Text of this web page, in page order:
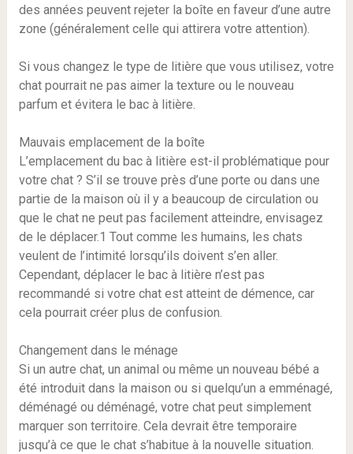
des années peuvent rejeter la boîte en faveur d’une autre
zone (généralement celle qui attirera votre attention).
Si vous changez le type de litière que vous utilisez, votre
chat pourrait ne pas aimer la texture ou le nouveau
parfum et évitera le bac à litière.
Mauvais emplacement de la boîte
L’emplacement du bac à litière est-il problématique pour
votre chat ? S’il se trouve près d’une porte ou dans une
partie de la maison où il y a beaucoup de circulation ou
que le chat ne peut pas facilement atteindre, envisagez
de le déplacer.1 Tout comme les humains, les chats
veulent de l’intimité lorsqu’ils doivent s’en aller.
Cependant, déplacer le bac à litière n’est pas
recommandé si votre chat est atteint de démence, car
cela pourrait créer plus de confusion.
Changement dans le ménage
Si un autre chat, un animal ou même un nouveau bébé a
été introduit dans la maison ou si quelqu’un a emménagé,
déménagé ou déménagé, votre chat peut simplement
marquer son territoire. Cela devrait être temporaire
jusqu’à ce que le chat s’habitue à la nouvelle situation.